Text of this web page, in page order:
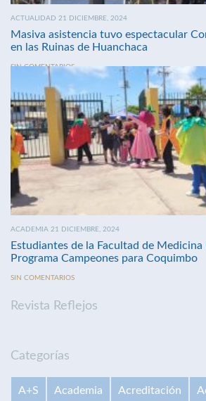
ACTUALIDAD 21 DICIEMBRE, 2024
Masiva asistencia tuvo espectacular
en las Ruinas de Huanchaca
SIN COMENTARIOS
ACADEMIA 21 DICIEMBRE, 2024
Estudiantes de la Facultad de
Programa Campeones para Coquimbo
SIN COMENTARIOS
Revista Reflejos
Categorías
A+S Academia Acreditación